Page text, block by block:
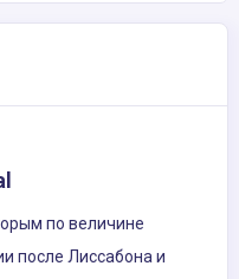
по величине
после Лиссабона и